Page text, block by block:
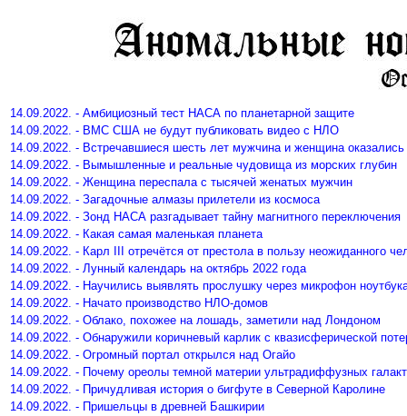
14.09.2022. - Амбициозный тест НАСА по планетарной защите
14.09.2022. - ВМС США не будут публиковать видео с НЛО
14.09.2022. - Встречавшиеся шесть лет мужчина и женщина оказались
14.09.2022. - Вымышленные и реальные чудовища из морских глубин
14.09.2022. - Женщина переспала с тысячей женатых мужчин
14.09.2022. - Загадочные алмазы прилетели из космоса
14.09.2022. - Зонд НАСА разгадывает тайну магнитного переключения
14.09.2022. - Какая самая маленькая планета
14.09.2022. - Карл III отречётся от престола в пользу неожиданного
14.09.2022. - Лунный календарь на октябрь 2022 года
14.09.2022. - Научились выявлять прослушку через микрофон
14.09.2022. - Начато производство НЛО-домов
14.09.2022. - Облако, похожее на лошадь, заметили над Лондоном
14.09.2022. - Обнаружили коричневый карлик с квазисферической
14.09.2022. - Огромный портал открылся над Огайо
14.09.2022. - Почему ореолы темной материи ультрадиффузных
14.09.2022. - Причудливая история о бигфуте в Северной Каролине
14.09.2022. - Пришельцы в древней Башкирии